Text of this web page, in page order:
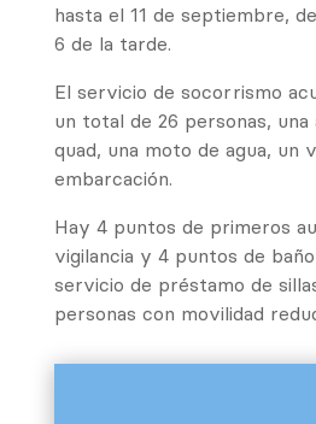
hasta el 11 de septiembre,
6 de la tarde.
El servicio de socorrismo
un total de 26 personas, una
quad, una moto de agua, un
embarcación.
Hay 4 puntos de primeros
vigilancia y 4 puntos de
servicio de préstamo de
personas con movilidad